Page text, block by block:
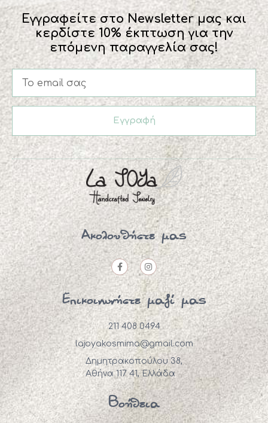
Εγγραφείτε στο Newsletter μας και
κερδίστε 10% έκπτωση για την
επόμενη παραγγελία σας!
Εγγραφή
Ακολουθήστε μας
Επικοινωνήστε μαζί μας
211 408 0494
lajoyakosmima@gmail.com
Δημητρακοπούλου 38,
Αθήνα 117 41, Ελλάδα
Βοήθεια